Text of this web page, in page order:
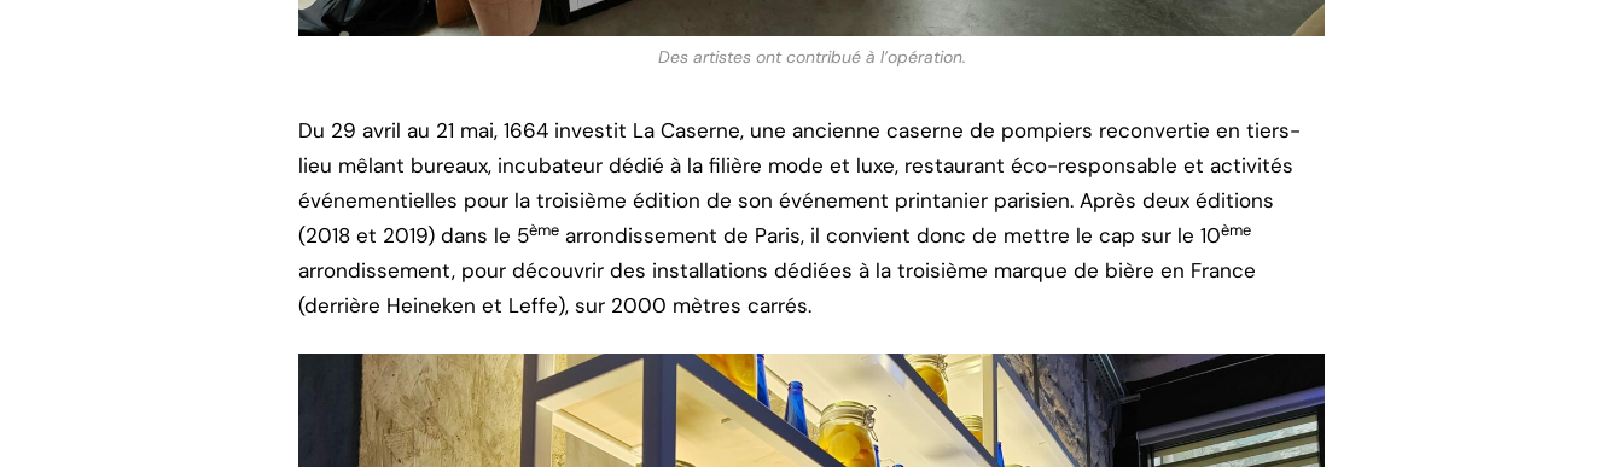
Des artistes ont contribué à l’opération.
Du 29 avril au 21 mai, 1664 investit La Caserne, une ancienne caserne de pompiers reconvertie en tiers-
lieu mêlant bureaux, incubateur dédié à la filière mode et luxe, restaurant éco-responsable et activités
événementielles pour la troisième édition de son événement printanier parisien. Après deux éditions
(2018 et 2019) dans le 5ème arrondissement de Paris, il convient donc de mettre le cap sur le 10ème
arrondissement, pour découvrir des installations dédiées à la troisième marque de bière en France
(derrière Heineken et Leffe), sur 2000 mètres carrés.